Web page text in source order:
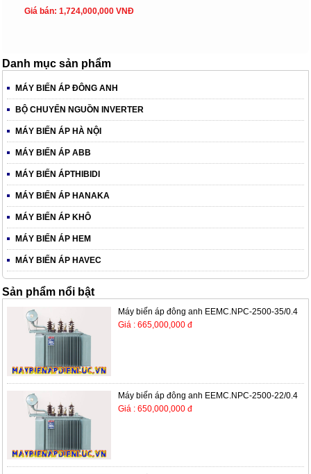
Giá bán: 1,724,000,000 VNĐ
Danh mục sản phẩm
MÁY BIẾN ÁP ĐÔNG ANH
BỘ CHUYỂN NGUỒN INVERTER
MÁY BIẾN ÁP HÀ NỘI
MÁY BIẾN ÁP ABB
MÁY BIẾN ÁPTHIBIDI
MÁY BIẾN ÁP HANAKA
MÁY BIẾN ÁP KHÔ
MÁY BIẾN ÁP HEM
MÁY BIẾN ÁP HAVEC
Sản phẩm nổi bật
Máy biến áp đông anh EEMC.NPC-2500-35/0.4
Giá : 665,000,000 đ
Máy biến áp đông anh EEMC.NPC-2500-22/0.4
Giá : 650,000,000 đ